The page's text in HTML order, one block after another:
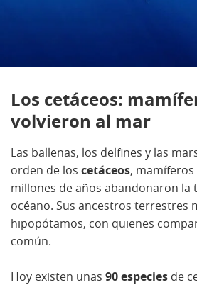
Los cetáceos:
volvieron al mar
Las ballenas, los delfines y las
orden de los cetáceos,
millones de años abandonaron la
océano. Sus ancestros terrestres
hipopótamos, con quienes
común.
Hoy existen unas 90 especies de